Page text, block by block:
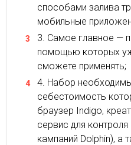
способами залива
мобильные
Самое главное —
помощью которых
сможете применять;
Набор
себестоимость
браузер Indigo,
сервис для
кампаний Dolphin), а